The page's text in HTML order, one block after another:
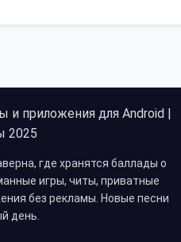
где хранятся баллады о
игры, читы, приватные
без рекламы. Новые песни
день.